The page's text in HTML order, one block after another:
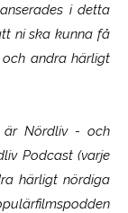
i detta
ni ska kunna få
andra härligt
ärNördliv- och
Podcast (varje
härligt nördiga